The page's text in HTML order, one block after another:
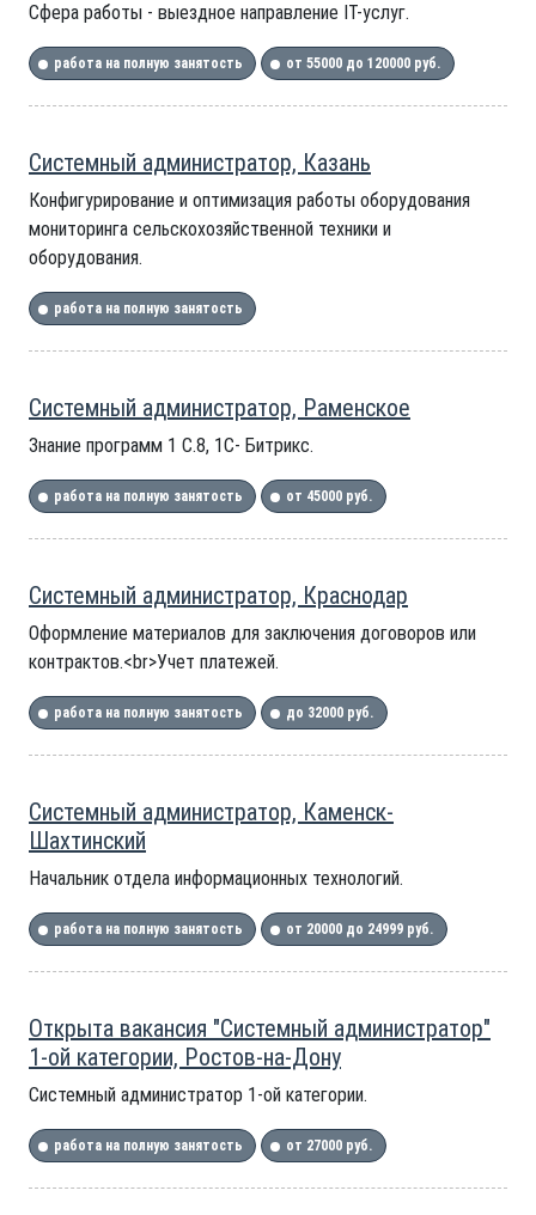
Сфера работы - выездное направление IT-услуг.
работа на полную занятость от 55000 до 120000 руб.
Системный администратор, Казань
Конфигурирование и оптимизация работы оборудования
мониторинга сельскохозяйственной техники и
оборудования.
работа на полную занятость
Системный администратор, Раменское
Знание программ 1 С.8, 1С- Битрикс.
работа на полную занятость от 45000 руб.
Системный администратор, Краснодар
Оформление материалов для заключения договоров или
контрактов.<br>Учет платежей.
работа на полную занятость до 32000 руб.
Системный администратор, Каменск-
Шахтинский
Начальник отдела информационных технологий.
работа на полную занятость от 20000 до 24999 руб.
Открыта вакансия "Системный администратор"
1-ой категории, Ростов-на-Дону
Системный администратор 1-ой категории.
работа на полную занятость от 27000 руб.